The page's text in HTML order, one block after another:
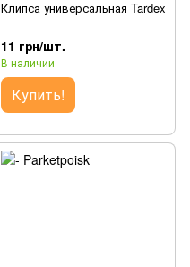
Клипса универсальная Tardex
11 грн/шт.
В наличии
Купить!